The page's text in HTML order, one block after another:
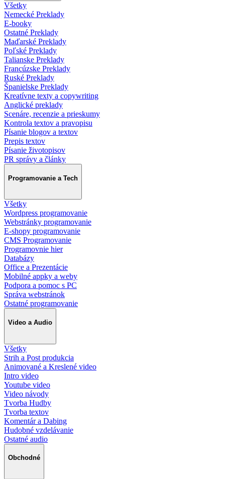
Všetky
Nemecké Preklady
E-booky
Ostatné Preklady
Maďarské Preklady
Poľské Preklady
Talianske Preklady
Francúzske Preklady
Ruské Preklady
Španielske Preklady
Kreatívne texty a copywriting
Anglické preklady
Scenáre, recenzie a prieskumy
Kontrola textov a pravopisu
Písanie blogov a textov
Prepis textov
Písanie životopisov
PR správy a články
Programovanie a Tech
Všetky
Wordpress programovanie
Webstránky programovanie
E-shopy programovanie
CMS Programovanie
Programovnie hier
Databázy
Office a Prezentácie
Mobilné appky a weby
Podpora a pomoc s PC
Správa webstránok
Ostatné programovanie
Video a Audio
Všetky
Strih a Post produkcia
Animované a Kreslené video
Intro video
Youtube video
Video návody
Tvorba Hudby
Tvorba textov
Komentár a Dabing
Hudobné vzdelávanie
Ostatné audio
Obchodné